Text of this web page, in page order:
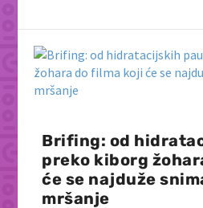
Brifing: od
preko kiborg
će se najduže
mršanje